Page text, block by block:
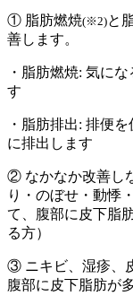
① 脂肪燃焼(※2)と
善します。
・脂肪燃焼: 気に
す
・脂肪排出: 排便
に排出します
② なかなか改善し
り・のぼせ・動悸
て、腹部に皮下脂
る方）
③ ニキビ、湿疹、
腹部に皮下脂肪が